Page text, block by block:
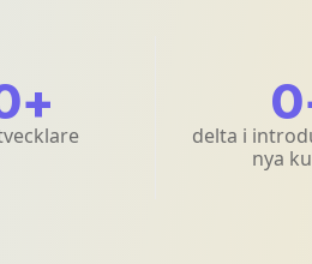
+ 0
delta i
nya